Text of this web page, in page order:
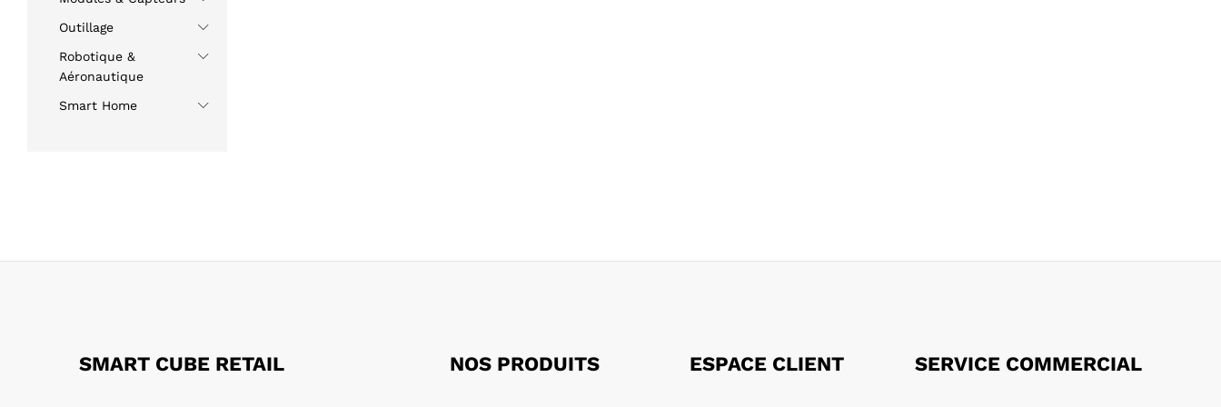
Outillage
Robotique &
Aéronautique
Smart Home
SMART CUBE RETAIL NOS PRODUITS ESPACE CLIENT SERVICE COMMERCIAL